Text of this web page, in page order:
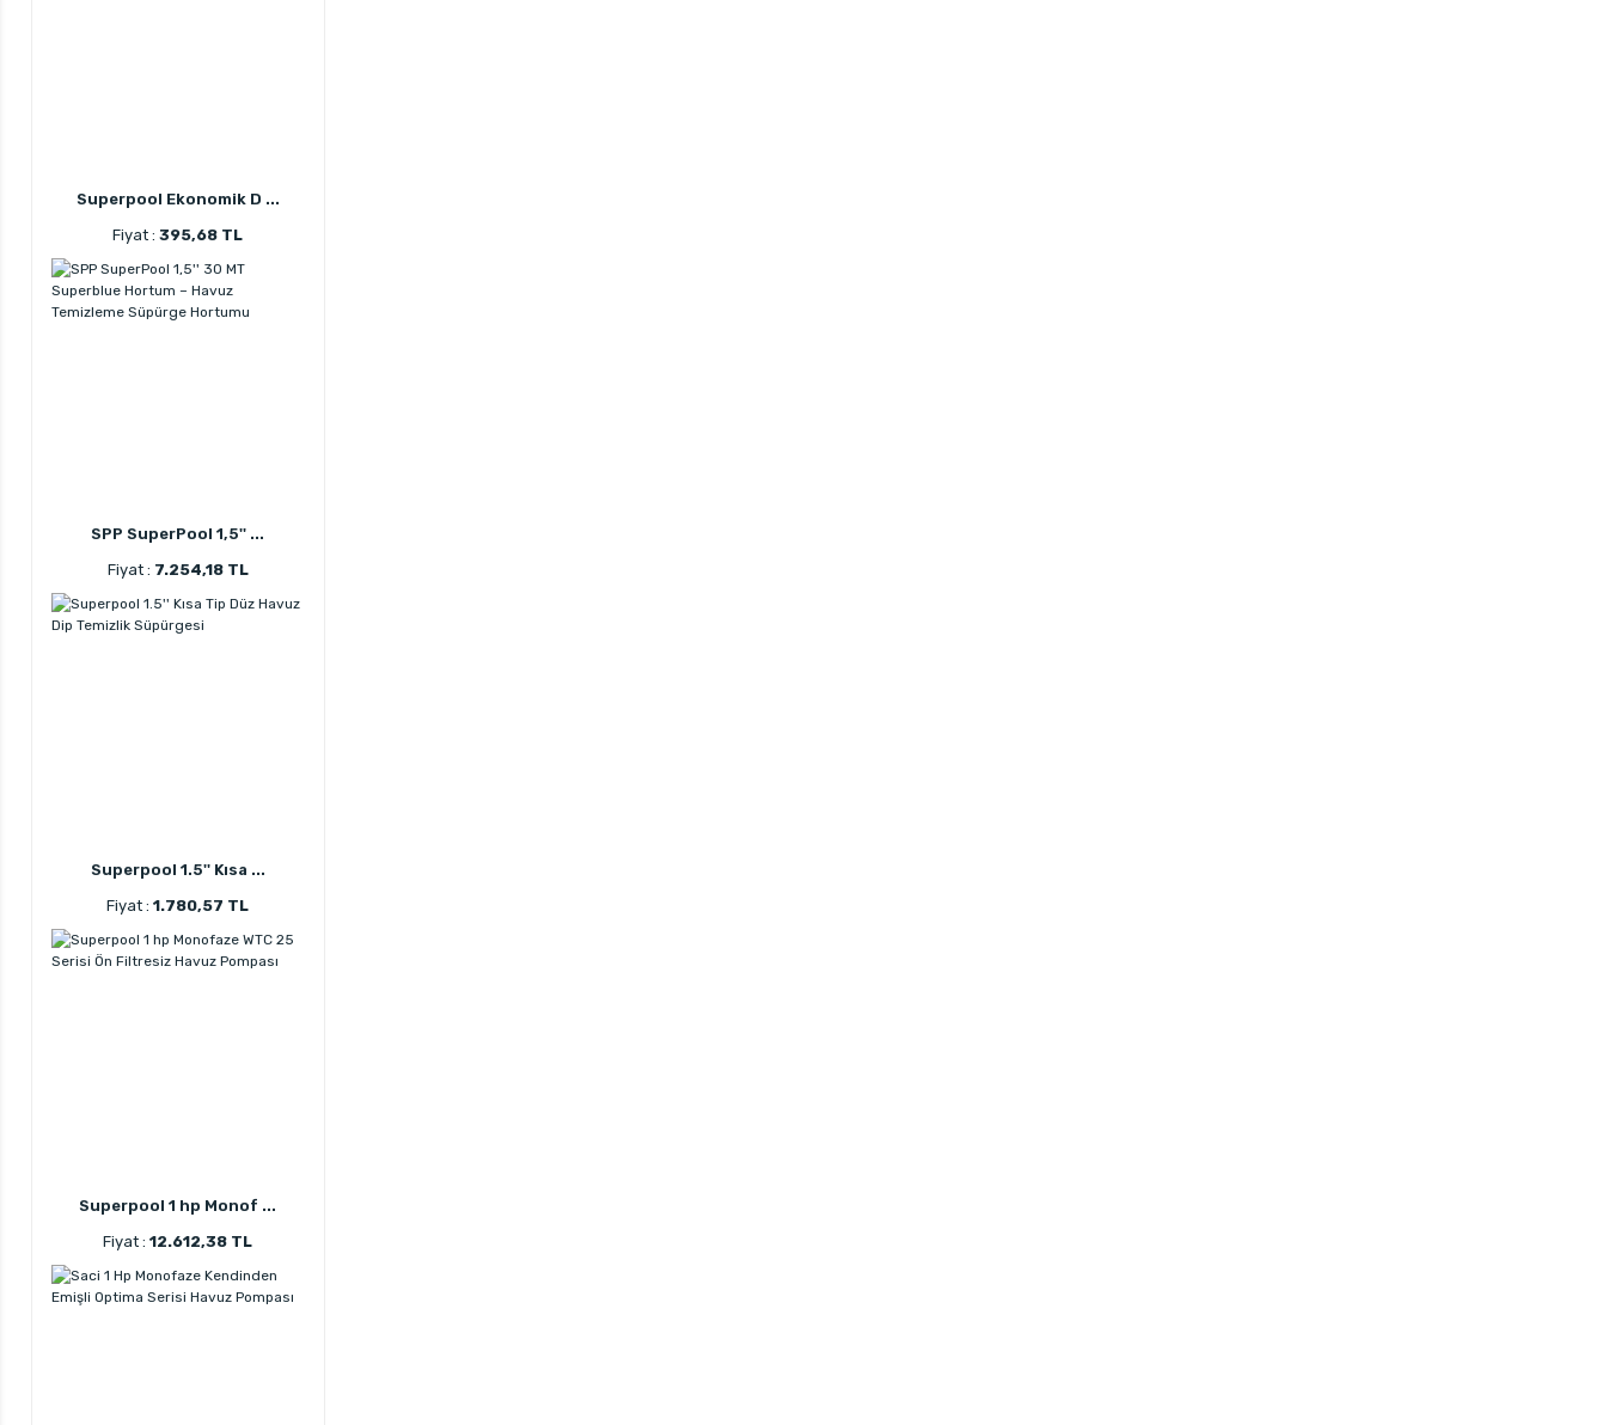
Superpool Ekonomik D ...
Fiyat :395,68 TL
SPP SuperPool 1,5'' ...
Fiyat : 7.254,18 TL
Superpool 1.5'' Kısa ...
Fiyat :1.780,57 TL
Superpool 1 hp Monof ...
Fiyat :12.612,38 TL